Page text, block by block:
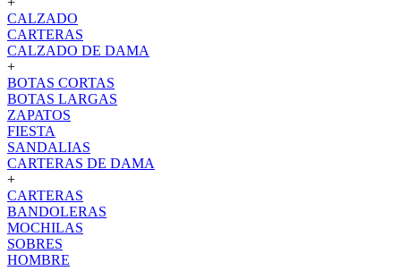
CALZADO
CARTERAS
CALZADO DE DAMA
+
BOTAS CORTAS
BOTAS LARGAS
ZAPATOS
FIESTA
SANDALIAS
CARTERAS DE DAMA
+
CARTERAS
BANDOLERAS
MOCHILAS
SOBRES
HOMBRE